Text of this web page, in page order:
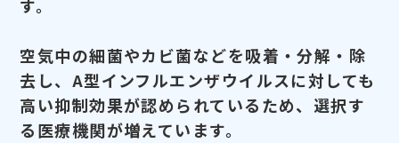
す。
空気中の細菌やカビ菌などを吸着・分解・除
去し、A型インフルエンザウイルスに対しても
高い抑制効果が認められているため、選択す
る医療機関が増えています。